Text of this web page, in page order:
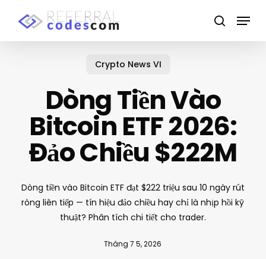
search
Menu
Crypto News VI
Dòng Tiền Vào
Bitcoin ETF 2026:
Đảo Chiều $222M
Dòng tiền vào Bitcoin ETF đạt $222 triệu sau 10 ngày rút
ròng liên tiếp — tín hiệu đảo chiều hay chỉ là nhịp hồi kỹ
thuật? Phân tích chi tiết cho trader.
Tháng 7 5, 2026